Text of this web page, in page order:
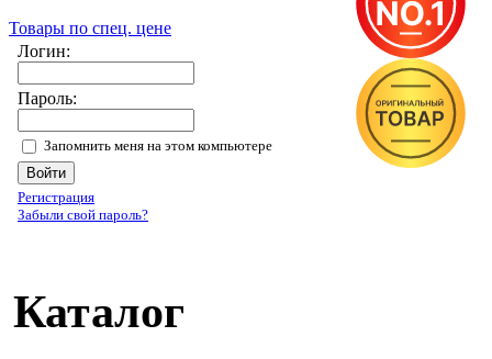
Товары по спец. цене
Логин:
Пароль:
Запомнить меня на этом компьютере
Регистрация
Забыли свой пароль?
Каталог